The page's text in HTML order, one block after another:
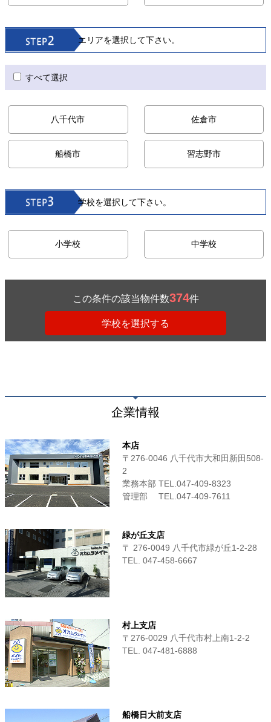
エリアを選択して下さい。
すべて選択
八千代市 佐倉市
船橋市 習志野市
学校を選択して下さい。
小学校 中学校
この条件の該当物件数374件
企業情報
本店
〒276-0046 八千代市大和田新田508-
2
業務本部 TEL.047-409-8323
管理部 TEL.047-409-7611
緑が丘支店
〒 276-0049 八千代市緑が丘1-2-28
TEL. 047-458-6667
村上支店
〒276-0029 八千代市村上南1-2-2
TEL. 047-481-6888
船橋日大前支店